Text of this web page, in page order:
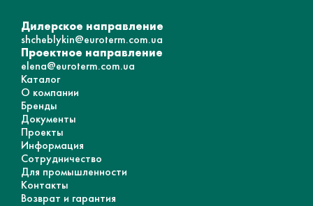
Дилерское направление
shcheblykin@euroterm.com.ua
Проектное направление
elena@euroterm.com.ua
Каталог
О компании
Бренды
Документы
Проекты
Информация
Сотрудничество
Для промышленности
Контакты
Возврат и гарантия